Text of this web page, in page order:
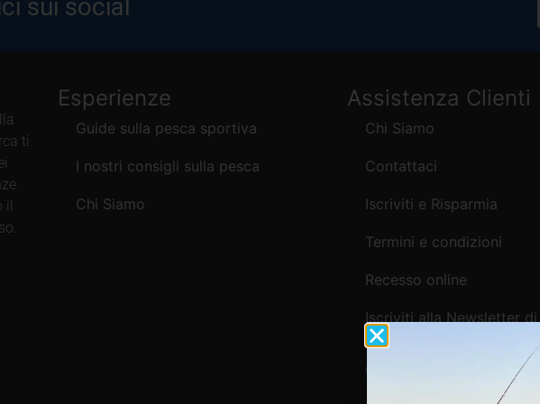
sui social
ti
Esperienze
Guide sulla pesca sportiva
I nostri consigli sulla pesca
Chi Siamo
Assistenza Clienti
Chi Siamo
Contattaci
Iscriviti e Risparmia
Termini e condizioni
Recesso online
Iscriviti alla Newsletter di
Webpesca
Cookie Policy e Consensi